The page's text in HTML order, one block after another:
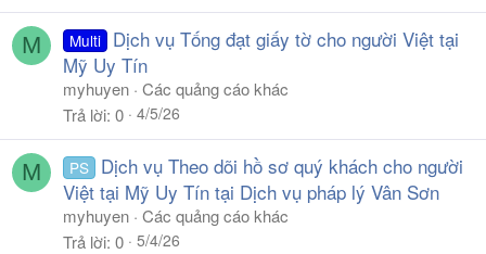
M Multi
Dịch vụ Tống đạt giấy tờ cho người Việt tại
Mỹ Uy Tín
myhuyen Các quảng cáo khác
Trả lời 0 4/5/26
M PS
Dịch vụ Theo dõi hồ sơ quý khách cho người
Việt tại Mỹ Uy Tín tại Dịch vụ pháp lý Vân Sơn
myhuyen Các quảng cáo khác
Trả lời 0 5/4/26